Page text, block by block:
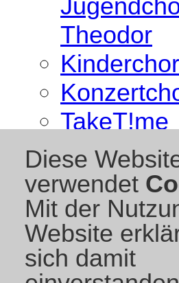
Theodor
TakeT!me
JeKits
Termine
Aktuelles
Diese
verwendet
Mit der
Website
sich damit